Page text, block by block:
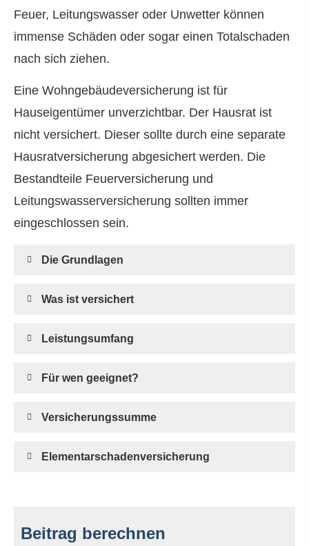
Feuer, Leitungswasser oder Unwetter können
immense Schäden oder sogar einen Totalschaden
nach sich ziehen.
Eine Wohngebäudeversicherung ist für
Hauseigentümer unverzichtbar. Der Hausrat ist
nicht versichert. Dieser sollte durch eine separate
Haus­rat­ver­si­che­rung abgesichert werden. Die
Bestandteile Feuerversicherung und
Leitungswasserversicherung sollten immer
eingeschlossen sein.
Die Grundlagen
Was ist versichert
Leistungsumfang
Für wen geeignet?
Versicherungssumme
Elementarschadenversicherung
Beitrag berechnen